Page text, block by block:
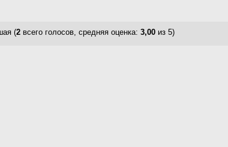
(2 всего голосов, средняя оценка: 3,00 из 5)